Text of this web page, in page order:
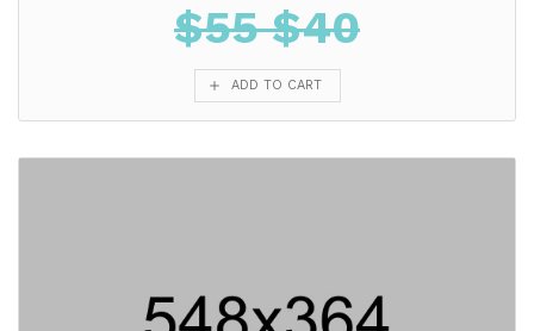
$55 $40
ADD TO CART